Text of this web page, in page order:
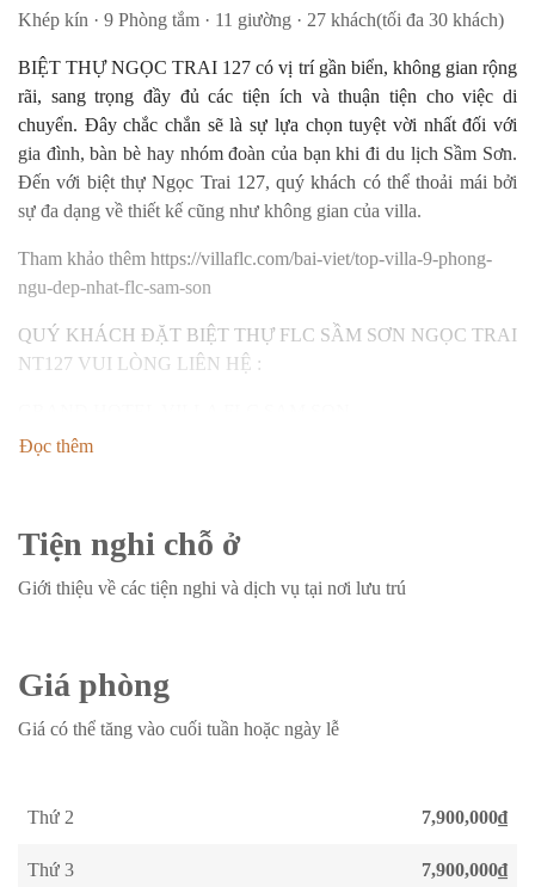
Khép kín · 9 Phòng tắm · 11 giường · 27 khách(tối đa 30 khách)
BIỆT THỰ NGỌC TRAI 127 có vị trí gần biển, không gian rộng
rãi, sang trọng đầy đủ các tiện ích và thuận tiện cho việc di
chuyển. Đây chắc chắn sẽ là sự lựa chọn tuyệt vời nhất đối với
gia đình, bàn bè hay nhóm đoàn của bạn khi đi du lịch Sầm Sơn.
Đến với biệt thự Ngọc Trai 127, quý khách có thể thoải mái bởi
sự đa dạng về thiết kế cũng như không gian của villa.
Tham khảo thêm https://villaflc.com/bai-viet/top-villa-9-phong-
ngu-dep-nhat-flc-sam-son
QUÝ KHÁCH ĐẶT BIỆT THỰ FLC SẦM SƠN NGỌC TRAI
NT127 VUI LÒNG LIÊN HỆ :
Email: booking-lavien@villaflc.com
Website: http://www.villaflc.com
FanPage: https://www.facebook.com/FLC
Đọc thêm
Tiện nghi chỗ ở
Giới thiệu về các tiện nghi và dịch vụ tại nơi lưu trú
Giá phòng
Giá có thể tăng vào cuối tuần hoặc ngày lễ
Thứ 2 7,900,000₫
Thứ 3 7,900,000₫